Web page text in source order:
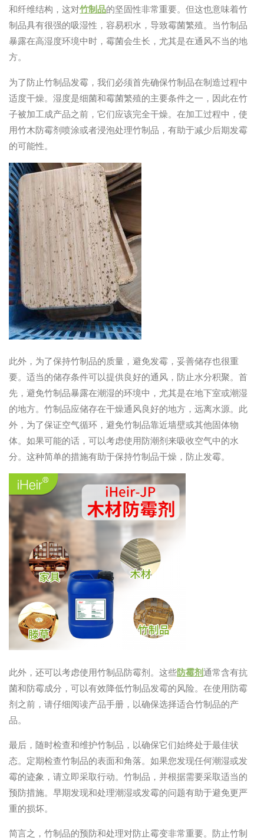
和纤维结构，这对竹制品的坚固性非常重要。但这也意味着竹
制品具有很强的吸湿性，容易积水，导致霉菌繁殖。当竹制品
暴露在高湿度环境中时，霉菌会生长，尤其是在通风不当的地
方。
为了防止竹制品发霉，我们必须首先确保竹制品在制造过程中
适度干燥。湿度是细菌和霉菌繁殖的主要条件之一，因此在竹
子被加工成产品之前，它们应该完全干燥。在加工过程中，使
用竹木防霉剂喷涂或者浸泡处理竹制品，有助于减少后期发霉
的可能性。
此外，为了保持竹制品的质量，避免发霉，妥善储存也很重
要。适当的储存条件可以提供良好的通风，防止水分积聚。首
先，避免竹制品暴露在潮湿的环境中，尤其是在地下室或潮湿
的地方。竹制品应储存在干燥通风良好的地方，远离水源。此
外，为了保证空气循环，避免竹制品靠近墙壁或其他固体物
体。如果可能的话，可以考虑使用防潮剂来吸收空气中的水
分。这种简单的措施有助于保持竹制品干燥，防止发霉。
此外，还可以考虑使用竹制品防霉剂。这些防霉剂通常含有抗
菌和防霉成分，可以有效降低竹制品发霉的风险。在使用防霉
剂之前，请仔细阅读产品手册，以确保选择适合竹制品的产
品。
最后，随时检查和维护竹制品，以确保它们始终处于最佳状
态。定期检查竹制品的表面和角落。如果您发现任何潮湿或发
霉的迹象，请立即采取行动。竹制品，并根据需要采取适当的
预防措施。早期发现和处理潮湿或发霉的问题有助于避免更严
重的损坏。
简言之，竹制品的预防和处理对防止霉变非常重要。防止竹制